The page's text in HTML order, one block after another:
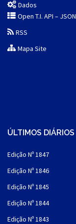
Dados
Open T.I. API – JSON
RSS
Mapa Site
ÚLTIMOS DIÁRIOS
Edição Nº 1847
Edição Nº 1846
Edição Nº 1845
Edição Nº 1844
Edição Nº 1843